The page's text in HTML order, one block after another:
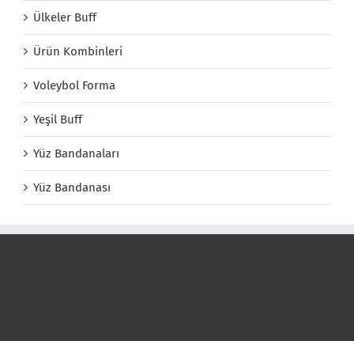
Ülkeler Buff
Ürün Kombinleri
Voleybol Forma
Yeşil Buff
Yüz Bandanaları
Yüz Bandanası